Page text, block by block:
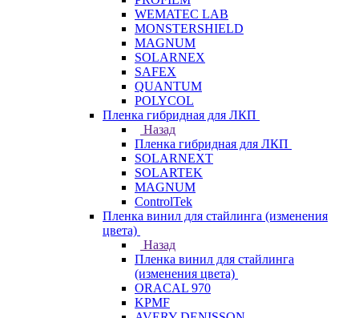
WEMATEC LAB
MONSTERSHIELD
MAGNUM
SOLARNEX
SAFEX
QUANTUM
POLYCOL
Пленка гибридная для ЛКП
Назад
Пленка гибридная для ЛКП
SOLARNEXT
SOLARTEK
MAGNUM
ControlTek
Пленка винил для стайлинга (изменения
цвета)
Назад
Пленка винил для стайлинга
(изменения цвета)
ORACAL 970
KPMF